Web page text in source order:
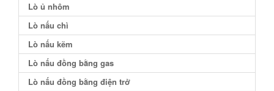
Lò ủ nhôm
Lò nấu chì
Lò nấu kẽm
Lò nấu đồng bằng gas
Lò nấu đồng bằng điện trở